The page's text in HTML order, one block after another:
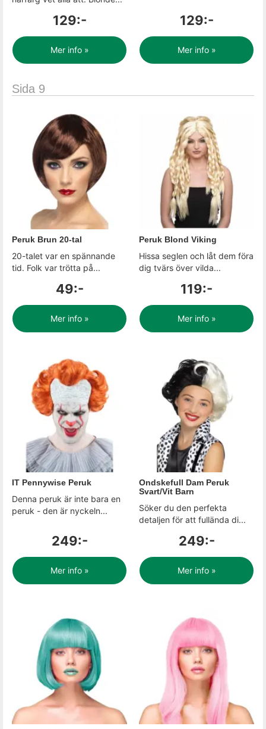
129:-
Mer info »
129:-
Mer info »
Sida 9
Peruk Brun 20-tal
20-talet var en spännande
tid. Folk var trötta på...
49:-
Mer info »
Peruk Blond Viking
Hissa seglen och låt dem föra
dig tvärs över vilda...
119:-
Mer info »
IT Pennywise Peruk
Denna peruk är inte bara en
peruk - den är nyckeln...
249:-
Mer info »
Ondskefull Dam Peruk
Svart/Vit Barn
Söker du den perfekta
detaljen för att fullända di...
249:-
Mer info »